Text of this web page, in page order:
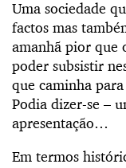
Uma sociedade
factos mas
amanhã pior que
poder subsistir
que caminha
Podia dizer-se –
apresentação…
Em termos